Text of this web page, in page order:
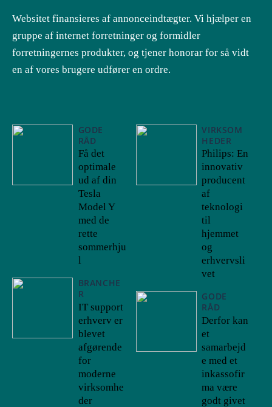
Websitet finansieres af annonceindtægter. Vi hjælper en
gruppe af internet forretninger og formidler
forretningernes produkter, og tjener honorar for så vidt
en af vores brugere udfører en ordre.
GODE
RÅD
Få det
optimale
ud af din
Tesla
Model Y
med de
rette
sommerhju
l
BRANCHE
R
IT support
erhverv er
blevet
afgørende
for
moderne
virksomhe
der
VIRKSOM
HEDER
Philips: En
innovativ
producent
af
teknologi
til
hjemmet
og
erhvervsli
vet
GODE
RÅD
Derfor kan
et
samarbejd
e med et
inkassofir
ma være
godt givet